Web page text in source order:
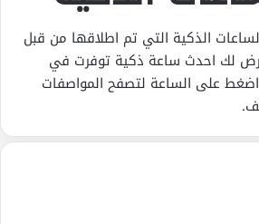
الذكية التي تم اطلاقها من قبل
لك احدث ساعة ذكية توفرت في
اضغط على الساعة لتصفح المواصفات